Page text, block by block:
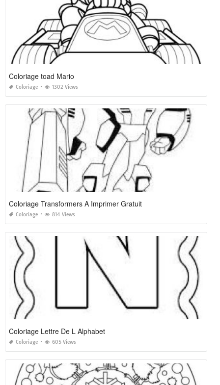
Coloriage toad Mario
Coloriage 1302 Views
Coloriage Transformers A Imprimer Gratuit
Coloriage 814 Views
Coloriage Lettre De L Alphabet
Coloriage 605 Views